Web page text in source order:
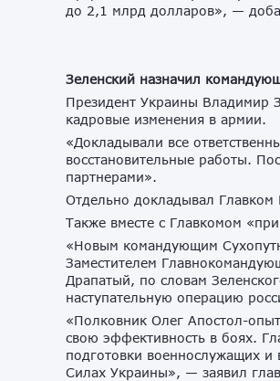
до 2,1 млрд долларов», —
Зеленский назначил
Президент Украины Владимир
кадровые изменения в армии.
«Докладывали все
восстановительные работы.
партнерами».
Отдельно докладывал
Также вместе с Главкомом
«Новым командующим
Заместителем
Драпатый, по словам
наступательную операцию
«Полковник Олег Апостол-
свою эффективность в боях.
подготовки военнослужащих
Силах Украины», — заявил